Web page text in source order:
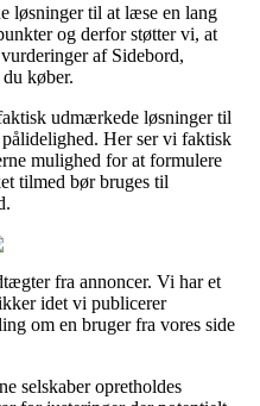
løsninger til at læse en lang
og derfor støtter vi, at
af Sidebord,
køber.
udmærkede løsninger til
Her ser vi faktisk
mulighed for at formulere
tilmed bør bruges til
fra annoncer. Vi har et
idet vi publicerer
om en bruger fra vores side
selskaber opretholdes